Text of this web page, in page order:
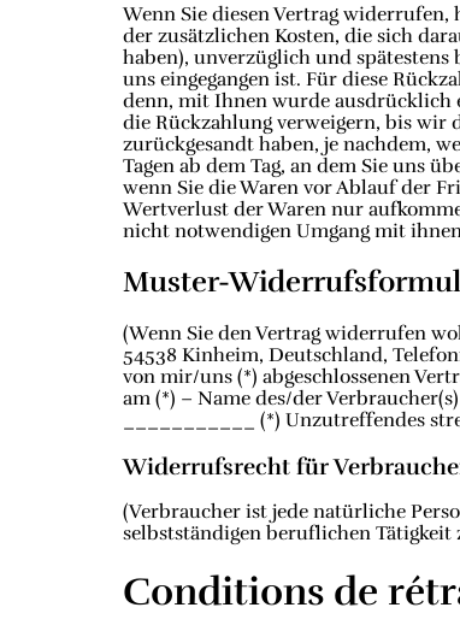
Wenn Sie diesen Vertrag
der zusätzlichen Kosten, die sich
haben), unverzüglich und
uns eingegangen ist. Für diese
denn, mit Ihnen wurde ausdrücklich
die Rückzahlung verweigern, bis wir
zurückgesandt haben, je nachdem,
Tagen ab dem Tag, an dem Sie uns
wenn Sie die Waren vor Ablauf der
Wertverlust der Waren nur
nicht notwendigen Umgang mit
Muster-
(Wenn Sie den Vertrag widerrufen
54538 Kinheim, Deutschland,
von mir/uns (*) abgeschlossenen
am (*) – Name des/der
___________ (*) Unzutreffendes
Widerrufsrecht für
(Verbraucher ist jede natürliche
selbstständigen beruflichen Tätigkeit
Conditions de